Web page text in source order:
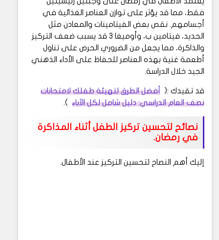
فقط، مما قد يؤثر على توازن العناصر الغذائية في
أجسامهم. نقص بعض الفيتامينات والمعادن مثل
الحديد، فيتامين ب، وأوميغا 3 قد يسبب ضعف التركيز
والذاكرة، مما يجعل من الضروري الحرص على تناول
أطعمة غنية بهذه العناصر للحفاظ على الأداء الذهني
الجيد خلال الدراسة.
قد تقيدك :( أفضل الطرق لتهيئة طفلك لامتحانات
نصف العام الدراسي: دليل شامل لكل الآباء ).
نصائح لتحسين تركيز الطفل أثناء المذاكرة
في رمضان.
إليك أهم النصاح لتحسين التركيز عند الأطفال.